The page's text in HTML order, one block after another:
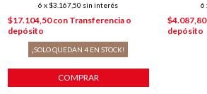
6 x $3.167,50 sin interés
$17.104,50con Transferencia o
depósito
¡SOLO QUEDAN4 EN STOCK!
6
$4.087,80
depósito